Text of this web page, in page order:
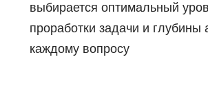
выбирается оптимальный
проработки задачи и глубины
каждому вопросу